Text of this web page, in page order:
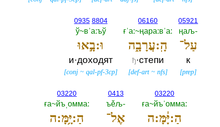
05921
ңаљ-‎
עַל־
к
[prep]
06160
ғˈа:~ңара:вˈа:‎
הָֽ:עֲרָבָ֑ה
ђ·степи
[def-art ~nfs]
0935 8804
ў~вˈа:ъў
וּ:בָ֣אוּ
и·доходят
[conj ~qal-pf-3cp]
03220
ға~йъˈомма:‎
הַ:יָּ֔מָּ:ה
0413
ъěљ-‎
אֶל־
03220
ға~йъˌомма:‎
הַ:יָּ֥מָּ:ה